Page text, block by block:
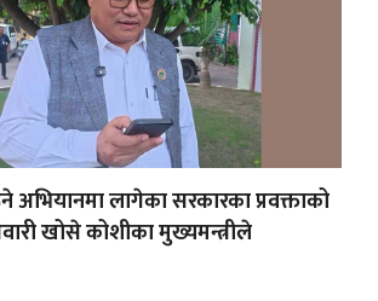
लागेका सरकारका प्रवक्ताको
खोसे कोशीका मुख्यमन्त्रीले